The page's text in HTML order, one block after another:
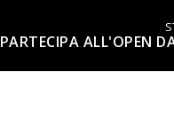
PARTECIPA ALL'OPEN